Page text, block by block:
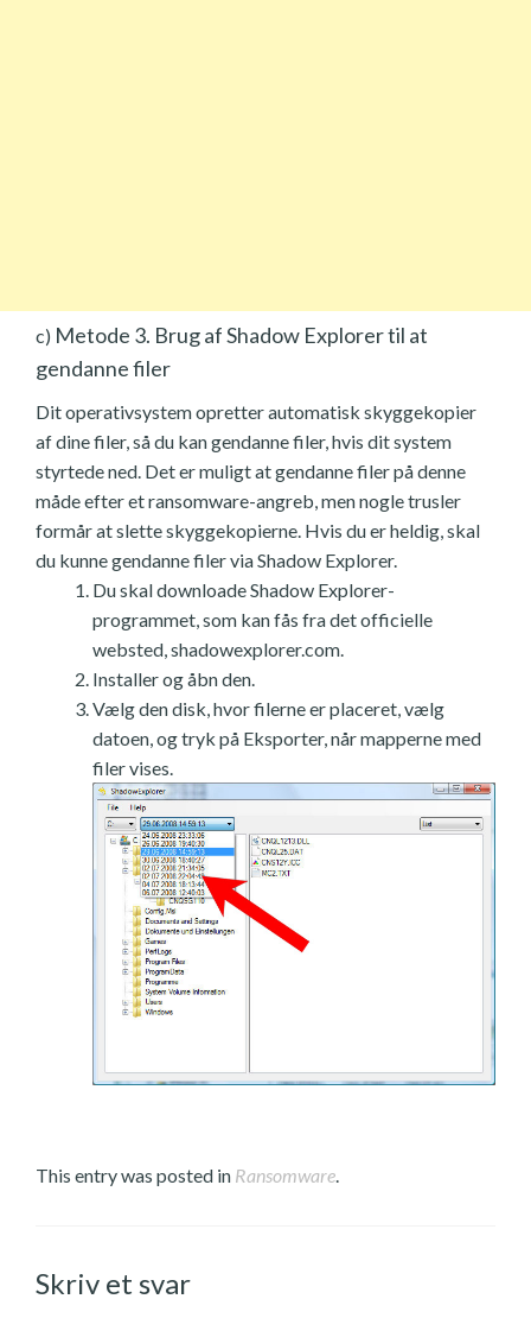
c) Metode 3. Brug af Shadow Explorer til at
gendanne filer
Dit operativsystem opretter automatisk skyggekopier
af dine filer, så du kan gendanne filer, hvis dit system
styrtede ned. Det er muligt at gendanne filer på denne
måde efter et ransomware-angreb, men nogle trusler
formår at slette skyggekopierne. Hvis du er heldig, skal
du kunne gendanne filer via Shadow Explorer.
Du skal downloade Shadow Explorer-
programmet, som kan fås fra det officielle
websted, shadowexplorer.com.
Installer og åbn den.
Vælg den disk, hvor filerne er placeret, vælg
datoen, og tryk på Eksporter, når mapperne med
filer vises.
This entry was posted in Ransomware.
Skriv et svar